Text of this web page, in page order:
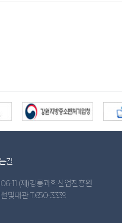
길
11 (재)강릉과학산업진흥원
및대관 T.650-3339